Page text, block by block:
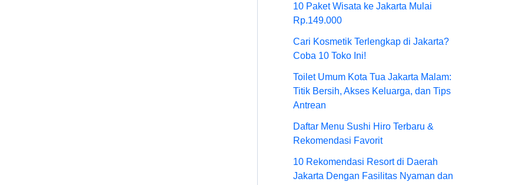
10 Paket Wisata ke Jakarta Mulai
Rp.149.000
Cari Kosmetik Terlengkap di Jakarta?
Coba 10 Toko Ini!
Toilet Umum Kota Tua Jakarta Malam:
Titik Bersih, Akses Keluarga, dan Tips
Antrean
Daftar Menu Sushi Hiro Terbaru &
Rekomendasi Favorit
10 Rekomendasi Resort di Daerah
Jakarta Dengan Fasilitas Nyaman dan